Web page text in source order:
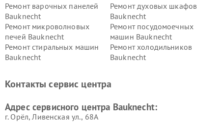
Ремонт варочных панелей
Bauknecht
Ремонт духовых шкафов
Bauknecht
Ремонт микроволновых
печей Bauknecht
Ремонт посудомоечных
машин Bauknecht
Ремонт стиральных машин
Bauknecht
Ремонт холодильников
Bauknecht
Контакты сервис центра
Адрес сервисного центра Bauknecht:
г. Орёл, Ливенская ул., 68А